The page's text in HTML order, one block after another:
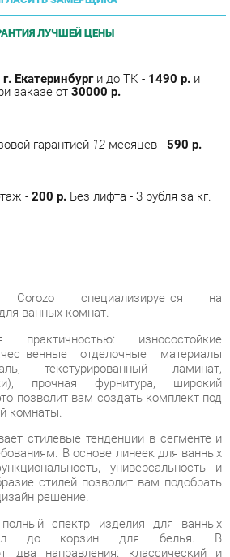
и до ТК -
заказе от30000 р.
ванных комнат.
износостойкие
отделочные материалы
текстурированный ламинат,
прочная фурнитура, широкий
позволит вам создать комплект под
комнаты.
стилевые тенденции в сегменте и
В основе линеек для ванных
универсальность и
стилей позволит вам подобрать
решение.
спектр изделия для ванных
до корзин для белья. В
два направления: классический и
второго – минимализм, сканди,